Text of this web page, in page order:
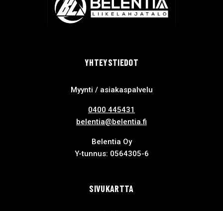
YHTEYSTIEDOT
Myynti / asiakaspalvelu
0400 445431
belentia@belentia.fi
Belentia Oy
Y-tunnus: 0564305-6
SIVUKARTTA